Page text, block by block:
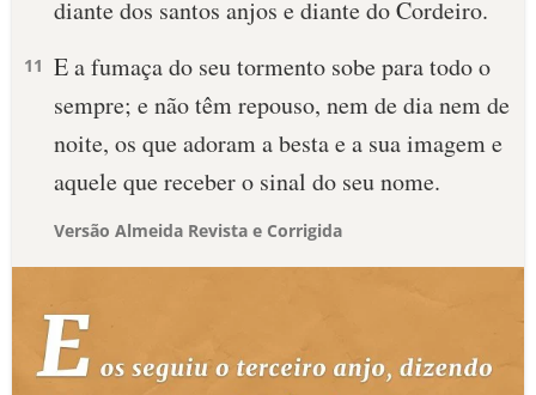
diante dos santos anjos e diante do Cordeiro.
11 E a fumaça do seu tormento sobe para todo o
sempre; e não têm repouso, nem de dia nem de
noite, os que adoram a besta e a sua imagem e
aquele que receber o sinal do seu nome.
Versão Almeida Revista e Corrigida